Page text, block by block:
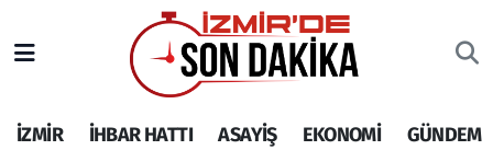
İZMİR İHBAR HATTI ASAYİŞ EKONOMİ GÜNDEM
İHBAR HATTI
İzmir Nöbetçi Eczaneler
İzmir Hava Durumu